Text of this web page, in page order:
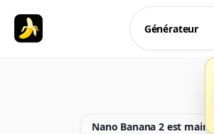
Générateur
Nano Banana 2 est